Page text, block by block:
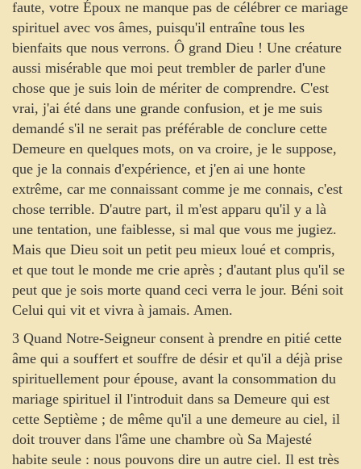
faute, votre Époux ne manque pas de célébrer ce mariage
spirituel avec vos âmes, puisqu'il entraîne tous les
bienfaits que nous verrons. Ô grand Dieu ! Une créature
aussi misérable que moi peut trembler de parler d'une
chose que je suis loin de mériter de comprendre. C'est
vrai, j'ai été dans une grande confusion, et je me suis
demandé s'il ne serait pas préférable de conclure cette
Demeure en quelques mots, on va croire, je le suppose,
que je la connais d'expérience, et j'en ai une honte
extrême, car me connaissant comme je me connais, c'est
chose terrible. D'autre part, il m'est apparu qu'il y a là
une tentation, une faiblesse, si mal que vous me jugiez.
Mais que Dieu soit un petit peu mieux loué et compris,
et que tout le monde me crie après ; d'autant plus qu'il se
peut que je sois morte quand ceci verra le jour. Béni soit
Celui qui vit et vivra à jamais. Amen.
3 Quand Notre-Seigneur consent à prendre en pitié cette
âme qui a souffert et souffre de désir et qu'il a déjà prise
spirituellement pour épouse, avant la consommation du
mariage spirituel il l'introduit dans sa Demeure qui est
cette Septième ; de même qu'il a une demeure au ciel, il
doit trouver dans l'âme une chambre où Sa Majesté
habite seule : nous pouvons dire un autre ciel. Il est très